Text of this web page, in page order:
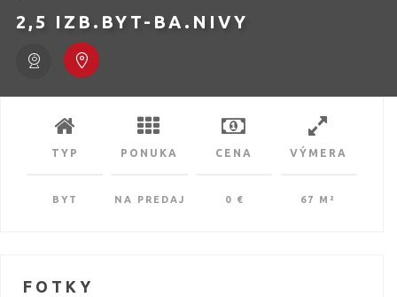
2,5 IZB.BYT-BA.NIVY
TYP
BYT
PONUKA
NA PREDAJ
CENA
0 €
VÝMERA
67 M²
FOTKY